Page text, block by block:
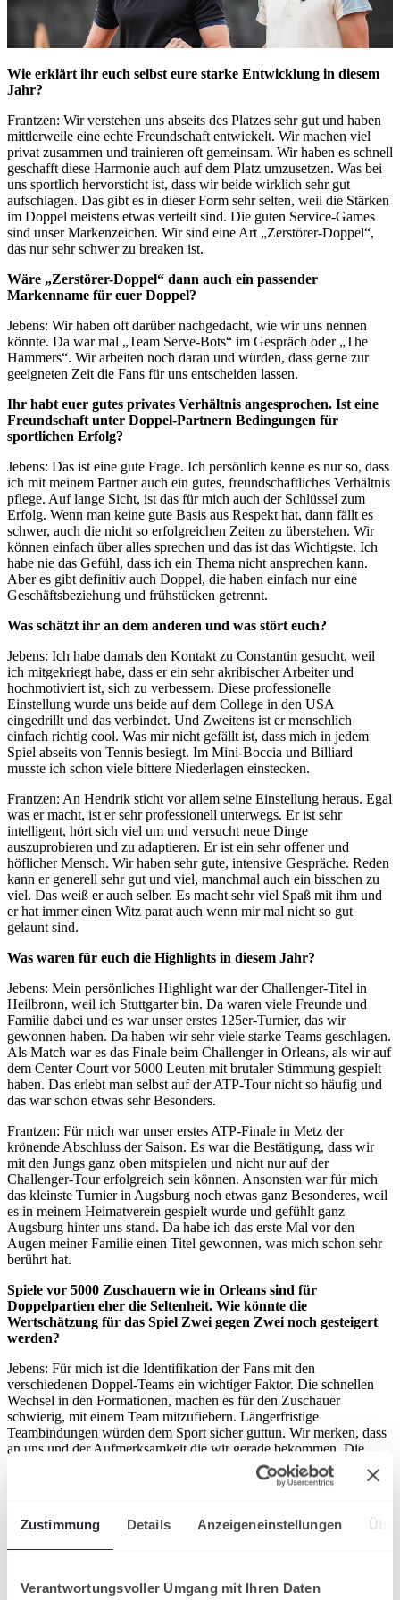
Zustimmung Details Anzeigeneinstellungen
Verantwortungsvoller Umgang mit Ihren Daten
Wie erklärt ihr euch selbst eure starke Entwicklung in diesem
Jahr?
Frantzen: Wir verstehen uns abseits des Platzes sehr gut und haben
mittlerweile eine echte Freundschaft entwickelt. Wir machen viel
privat zusammen und trainieren oft gemeinsam. Wir haben es schnell
geschafft diese Harmonie auch auf dem Platz umzusetzen. Was bei
uns sportlich hervorsticht ist, dass wir beide wirklich sehr gut
aufschlagen. Das gibt es in dieser Form sehr selten, weil die Stärken
im Doppel meistens etwas verteilt sind. Die guten Service-Games
sind unser Markenzeichen. Wir sind eine Art „Zerstörer-Doppel“,
das nur sehr schwer zu breaken ist.
Wäre „Zerstörer-Doppel“ dann auch ein passender
Markenname für euer Doppel?
Jebens: Wir haben oft darüber nachgedacht, wie wir uns nennen
könnte. Da war mal „Team Serve-Bots“ im Gespräch oder „The
Hammers“. Wir arbeiten noch daran und würden, dass gerne zur
geeigneten Zeit die Fans für uns entscheiden lassen.
Ihr habt euer gutes privates Verhältnis angesprochen. Ist eine
Freundschaft unter Doppel-Partnern Bedingungen für
sportlichen Erfolg?
Jebens: Das ist eine gute Frage. Ich persönlich kenne es nur so, dass
ich mit meinem Partner auch ein gutes, freundschaftliches Verhältnis
pflege. Auf lange Sicht, ist das für mich auch der Schlüssel zum
Erfolg. Wenn man keine gute Basis aus Respekt hat, dann fällt es
schwer, auch die nicht so erfolgreichen Zeiten zu überstehen. Wir
können einfach über alles sprechen und das ist das Wichtigste. Ich
habe nie das Gefühl, dass ich ein Thema nicht ansprechen kann.
Aber es gibt definitiv auch Doppel, die haben einfach nur eine
Geschäftsbeziehung und frühstücken getrennt.
Was schätzt ihr an dem anderen und was stört euch?
Jebens: Ich habe damals den Kontakt zu Constantin gesucht, weil
ich mitgekriegt habe, dass er ein sehr akribischer Arbeiter und
hochmotiviert ist, sich zu verbessern. Diese professionelle
Einstellung wurde uns beide auf dem College in den USA
eingedrillt und das verbindet. Und Zweitens ist er menschlich
einfach richtig cool. Was mir nicht gefällt ist, dass mich in jedem
Spiel abseits von Tennis besiegt. Im Mini-Boccia und Billiard
musste ich schon viele bittere Niederlagen einstecken.
Frantzen: An Hendrik sticht vor allem seine Einstellung heraus. Egal
was er macht, ist er sehr professionell unterwegs. Er ist sehr
intelligent, hört sich viel um und versucht neue Dinge
auszuprobieren und zu adaptieren. Er ist ein sehr offener und
höflicher Mensch. Wir haben sehr gute, intensive Gespräche. Reden
kann er generell sehr gut und viel, manchmal auch ein bisschen zu
viel. Das weiß er auch selber. Es macht sehr viel Spaß mit ihm und
er hat immer einen Witz parat auch wenn mir mal nicht so gut
gelaunt sind.
Was waren für euch die Highlights in diesem Jahr?
Jebens: Mein persönliches Highlight war der Challenger-Titel in
Heilbronn, weil ich Stuttgarter bin. Da waren viele Freunde und
Familie dabei und es war unser erstes 125er-Turnier, das wir
gewonnen haben. Da haben wir sehr viele starke Teams geschlagen.
Als Match war es das Finale beim Challenger in Orleans, als wir auf
dem Center Court vor 5000 Leuten mit brutaler Stimmung gespielt
haben. Das erlebt man selbst auf der ATP-Tour nicht so häufig und
das war schon etwas sehr Besonders.
Frantzen: Für mich war unser erstes ATP-Finale in Metz der
krönende Abschluss der Saison. Es war die Bestätigung, dass wir
mit den Jungs ganz oben mitspielen und nicht nur auf der
Challenger-Tour erfolgreich sein können. Ansonsten war für mich
das kleinste Turnier in Augsburg noch etwas ganz Besonderes, weil
es in meinem Heimatverein gespielt wurde und gefühlt ganz
Augsburg hinter uns stand. Da habe ich das erste Mal vor den
Augen meiner Familie einen Titel gewonnen, was mich schon sehr
berührt hat.
Spiele vor 5000 Zuschauern wie in Orleans sind für
Doppelpartien eher die Seltenheit. Wie könnte die
Wertschätzung für das Spiel Zwei gegen Zwei noch gesteigert
werden?
Jebens: Für mich ist die Identifikation der Fans mit den
verschiedenen Doppel-Teams ein wichtiger Faktor. Die schnellen
Wechsel in den Formationen, machen es für den Zuschauer
schwierig, mit einem Team mitzufiebern. Längerfristige
Teambindungen würden dem Sport sicher guttun. Wir merken, dass
an uns und der Aufmerksamkeit die wir gerade bekommen. Die
Leute wissen, Jebens und Frantzen gehören zusammen.
mitverfolgen konnte. Nicht einmal auf Tennis TV wurde das Spiel